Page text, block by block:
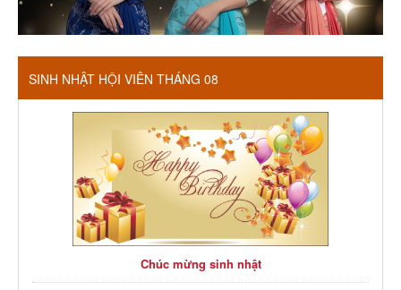
SINH NHẬT HỘI VIÊN THÁNG 08
Chúc mừng sinh nhật